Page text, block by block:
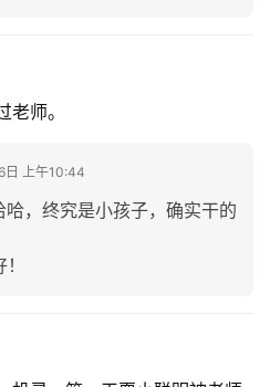
师。
日 上午10:44
哈，终究是小孩子，确实干的